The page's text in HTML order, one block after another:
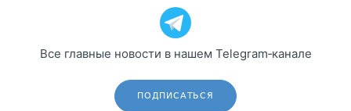
Все главные новости в нашем Telegram‑канале
ПОДПИСАТЬСЯ